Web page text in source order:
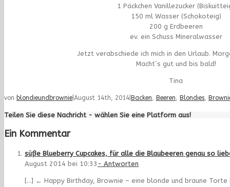
1 Päckchen Vanillezucker
150 ml Wasser (Schokoteig)
200 g Erdbeeren
ev. ein Schuss Mineralwasser
Jetzt verabschiede ich mich in den Urlaub.
Macht´s gut und bis bald!
Tina
von blondieundbrownie August 14th, 2014 Backen, Beeren, Blondies,
Teilen Sie diese Nachricht - wählen Sie eine Platform aus!
Ein Kommentar
süße Blueberry Cupcakes, für alle die Blaubeeren genau so
August 2014 bei 10:33 - Antworten
[…] ← Happy Birthday, Brownie – eine blonde und braune Torte